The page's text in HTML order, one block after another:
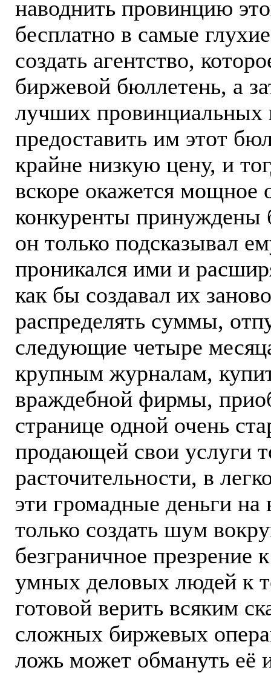
наводнить провинцию
бесплатно в самые
создать агентство,
биржевой бюллетень, а
лучших
предоставить им этот
крайне низкую цену, и
вскоре окажется мощное
конкуренты принуждены
он только подсказывал
проникался ими и
как бы создавал их
распределять суммы,
следующие четыре
крупным журналам,
враждебной фирмы,
странице одной очень
продающей свои услуги
расточительности, в
эти громадные деньги
только создать шум
безграничное презрение
умных деловых людей к
готовой верить всяким
сложных биржевых
ложь может обмануть её